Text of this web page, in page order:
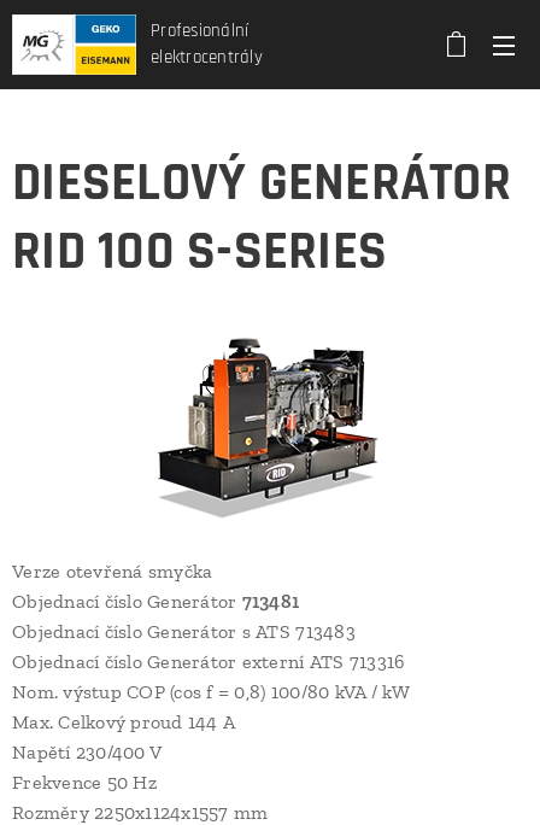
Profesionální
elektrocentrály
DIESELOVÝ GENERÁTOR
RID 100 S-SERIES
Verze otevřená smyčka
Objednací číslo Generátor 713481
Objednací číslo Generátor s ATS 713483
Objednací číslo Generátor externí ATS 713316
Nom. výstup COP (cos f = 0,8) 100/80 kVA / kW
Max. Celkový proud 144 A
Napětí 230/400 V
Frekvence 50 Hz
Rozměry 2250x1124x1557 mm